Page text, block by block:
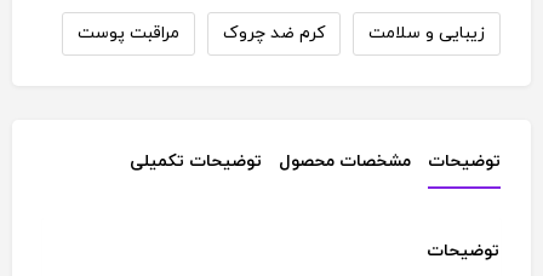
زیبایی و سلامت
کرم ضد چروک مراقبت پوست
توضیحات مشخصات محصول توضیحات تکمیلی
توضیحات